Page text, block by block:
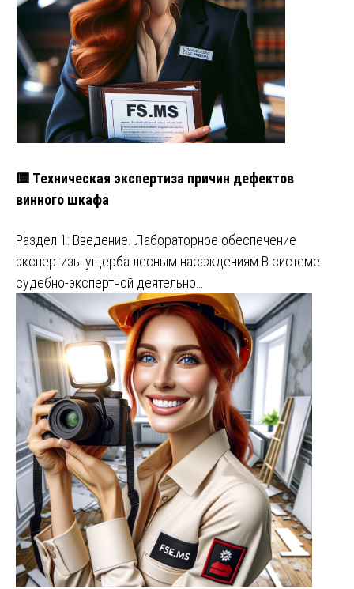
🟨 Техническая экспертиза причин дефектов
винного шкафа
Раздел 1: Введение. Лабораторное обеспечение
экспертизы ущерба лесным насаждениям В системе
судебно-экспертной деятельно…